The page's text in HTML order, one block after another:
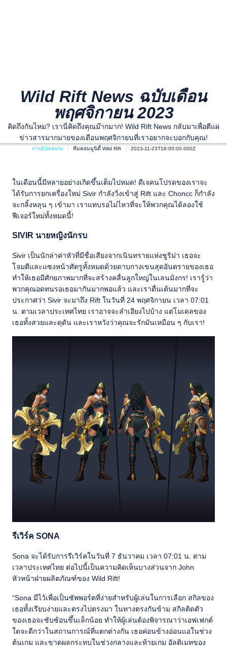
Wild Rift News ฉบับเดือน
พฤศจิกายน 2023
คิดถึงกันไหม? เรานี่คิดถึงคุณม๊ากมาก! Wild Rift News กลับมาเพื่อตีแผ่
ข่าวสารมากมายของเดือนพฤศจิกายนที่เราอยากจะบอกกับคุณ!
การอัปเดตเกม ทีมคอมมูนิตี้ Wild Rift 2023-11-23T18:00:00.000Z
ในเดือนนี้มีหลายอย่างเกิดขึ้นเต็มไปหมด! ดีเจคนโปรดของเราจะ
ได้รับการยกเครื่องใหม่ Sivir กำลังวิ่งเข้าสู่ Rift และ Choncc ก็กำลัง
จะกลิ้งหลุน ๆ เข้ามา เราแทบรอไม่ไหวที่จะให้พวกคุณได้ลองใช้
ฟีเจอร์ใหม่ทั้งหมดนี้!
SIVIR นายหญิงนักรบ
Sivir เป็นนักล่าค่าหัวที่มีชื่อเสียงจากเนินทรายแห่งชูริม่า เธอจะ
โจมตีและแซงหน้าศัตรูทั้งหมดด้วยดาบกางเขนสุดอันตรายของเธอ
ทำให้เธอมีศักยภาพมากที่จะสร้างคลื่นลูกใหญ่ในเลนมังกร! เรารู้ว่า
พวกคุณอดทนรอเธอมากันมากพอแล้ว และเราตื่นเต้นมากที่จะ
ประกาศว่า Sivir จะมาถึง Rift ในวันที่ 24 พฤศจิกายน เวลา 07:01
น. ตามเวลาประเทศไทย เราอาจจะลำเอียงไปบ้าง แต่โมเดลของ
เธอทั้งสวยและดุดัน และเราหวังว่าคุณจะรักมันเหมือน ๆ กับเรา!
รีเวิร์ค SONA
Sona จะได้รับการรีเวิร์คในวันที่ 7 ธันวาคม เวลา 07:01 น. ตาม
เวลาประเทศไทย ต่อไปนี้เป็นความคิดเห็นบางส่วนจาก John
หัวหน้าฝ่ายผลิตภัณฑ์ของ Wild Rift!
“Sona มีไว้เพื่อเป็นซัพพอร์ตที่ง่ายสำหรับผู้เล่นในการเลือก สกิลของ
เธอทั้งเรียบง่ายและตรงไปตรงมา ในทางตรงกันข้าม สกิลติดตัว
ของเธอจะซับซ้อนขึ้นเล็กน้อย ทำให้ผู้เล่นต้องพิจารณาว่าเอฟเฟกต์
ใดจะดีกว่าในสถานการณ์ที่แตกต่างกัน เธอค่อนข้างอ่อนแอในช่วง
ต้นเกม และขาดผลกระทบในช่วงกลางและท้ายเกม อัลติเมทของ